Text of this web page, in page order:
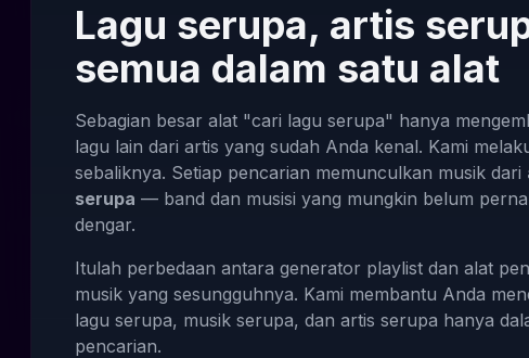
Lagu serupa, artis
semua dalam satu alat
Sebagian besar alat "cari lagu serupa" hanya
lagu lain dari artis yang sudah Anda kenal. Kami
sebaliknya. Setiap pencarian memunculkan musik dari
serupa — band dan musisi yang mungkin belum
dengar.
Itulah perbedaan antara generator playlist dan alat
musik yang sesungguhnya. Kami membantu Anda
lagu serupa, musik serupa, dan artis serupa hanya
pencarian.